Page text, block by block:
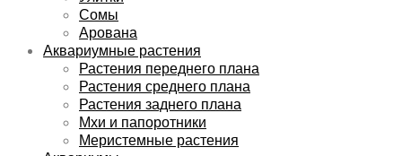
Сомы
Арована
Аквариумные растения
Растения переднего плана
Растения среднего плана
Растения заднего плана
Мхи и папоротники
Меристемные растения